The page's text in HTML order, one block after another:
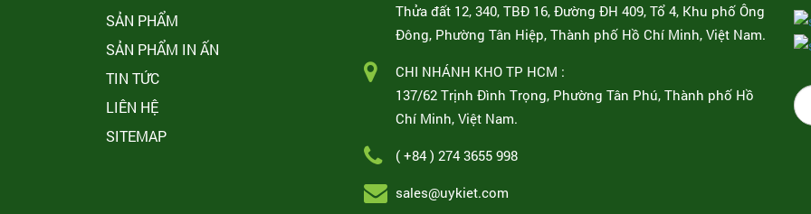
SẢN PHẨM
SẢN PHẨM IN ẤN
TIN TỨC
LIÊN HỆ
SITEMAP
Thửa đất 12, 340, TBĐ 16, Đường ĐH 409, Tổ 4, Khu phố Ông
Đông, Phường Tân Hiệp, Thành phố Hồ Chí Minh, Việt Nam.
CHI NHÁNH KHO TP HCM :
137/62 Trịnh Đình Trọng, Phường Tân Phú, Thành phố Hồ
Chí Minh, Việt Nam.
( +84 ) 274 3655 998
sales@uykiet.com